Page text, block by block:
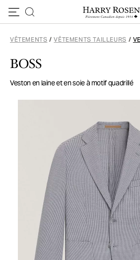
VÊTEMENTS / VÊTEMENTS TAILLEURS /
BOSS
Veston en laine et en soie à motif quadrillé